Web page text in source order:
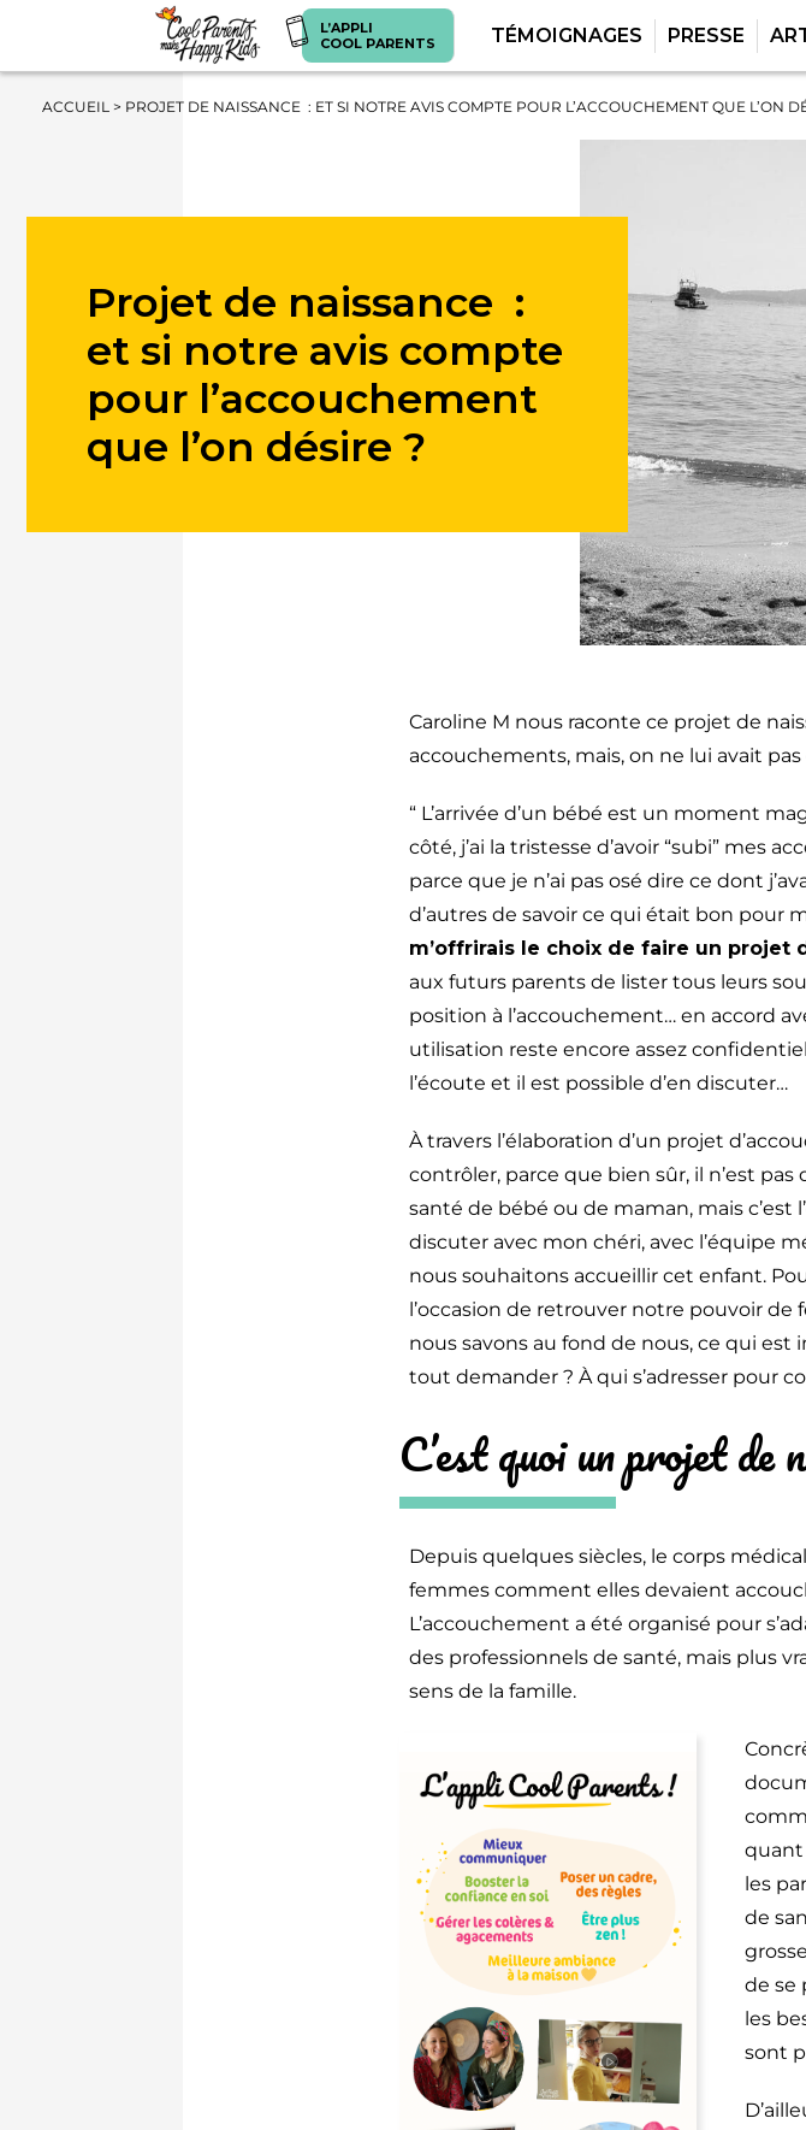
L’APPLI
COOL PARENTS
TÉMOIGNAGES PRESSE
ACCUEIL> PROJET DE NAISSANCE : ET SI NOTRE AVIS COMPTE POUR L’ACCOUCHEMENT QUE L’ON
Projet de naissance :
et si notre avis compte
pour l’accouchement
que l’on désire ?
Caroline M nous raconte ce projet de
accouchements, mais, on ne lui avait
“ L’arrivée d’un bébé est un moment
côté, j’ai la tristesse d’avoir “subi” mes
parce que je n’ai pas osé dire ce dont
d’autres de savoir ce qui était bon pour
m’offrirais le choix de faire un projet
aux futurs parents de lister tous leurs
position à l’accouchement… en accord
utilisation reste encore assez
l’écoute et il est possible d’en discuter…
À travers l’élaboration d’un projet
contrôler, parce que bien sûr, il n’est
santé de bébé ou de maman, mais c’est
discuter avec mon chéri, avec l’équipe
nous souhaitons accueillir cet enfant.
l’occasion de retrouver notre pouvoir
nous savons au fond de nous, ce qui
tout demander ? À qui s’adresser pour
C’est quoi un projet de
Depuis quelques siècles, le corps
femmes comment elles devaient
L’accouchement a été organisé pour
des professionnels de santé, mais plus
sens de la famille.
quant
les
de
de se
les
sont